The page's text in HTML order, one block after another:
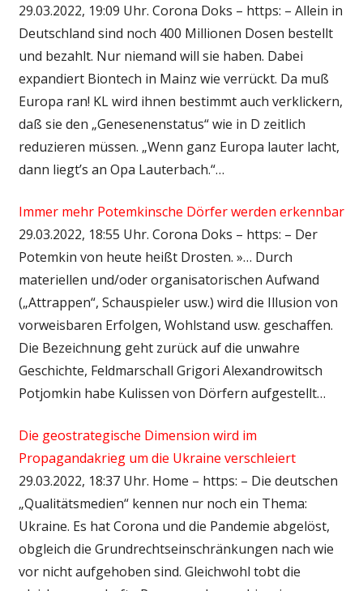
29.03.2022, 19:09 Uhr. Corona Doks – https: – Allein in
Deutschland sind noch 400 Millionen Dosen bestellt
und bezahlt. Nur niemand will sie haben. Dabei
expandiert Biontech in Mainz wie verrückt. Da muß
Europa ran! KL wird ihnen bestimmt auch verklickern,
daß sie den „Genesenenstatus“ wie in D zeitlich
reduzieren müssen. „Wenn ganz Europa lauter lacht,
dann liegt’s an Opa Lauterbach.“…
Immer mehr Potemkinsche Dörfer werden erkennbar
29.03.2022, 18:55 Uhr. Corona Doks – https: – Der
Potemkin von heute heißt Drosten. »… Durch
materiellen und/oder organisatorischen Aufwand
(„Attrappen“, Schauspieler usw.) wird die Illusion von
vorweisbaren Erfolgen, Wohlstand usw. geschaffen.
Die Bezeichnung geht zurück auf die unwahre
Geschichte, Feldmarschall Grigori Alexandrowitsch
Potjomkin habe Kulissen von Dörfern aufgestellt…
Die geostrategische Dimension wird im
Propagandakrieg um die Ukraine verschleiert
29.03.2022, 18:37 Uhr. Home – https: – Die deutschen
„Qualitätsmedien“ kennen nur noch ein Thema:
Ukraine. Es hat Corona und die Pandemie abgelöst,
obgleich die Grundrechtseinschränkungen nach wie
vor nicht aufgehoben sind. Gleichwohl tobt die